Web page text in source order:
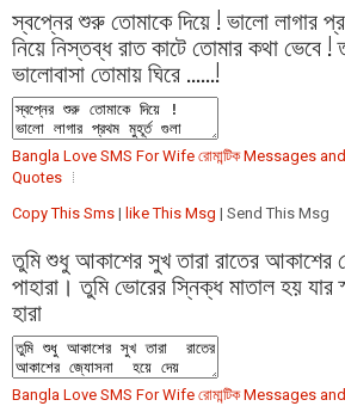
স্বপ্নের শুরু তোমাকে দিয়ে ! ভালো লাগার
নিয়ে নিস্তব্ধ রাত কাটে তোমার কথা ভেবে
ভালোবাসা তোমায় ঘিরে ......!
Bangla Love SMS For Wife রোমান্টিক Messages
Quotes
Copy This Sms | like This Msg | Send This Msg
তুমি শুধু আকাশের সুখ তারা রাতের
পাহারা। তুমি ভোরের স্নিক্ধ মাতাল হয় যার
হারা
Bangla Love SMS For Wife রোমান্টিক Messages